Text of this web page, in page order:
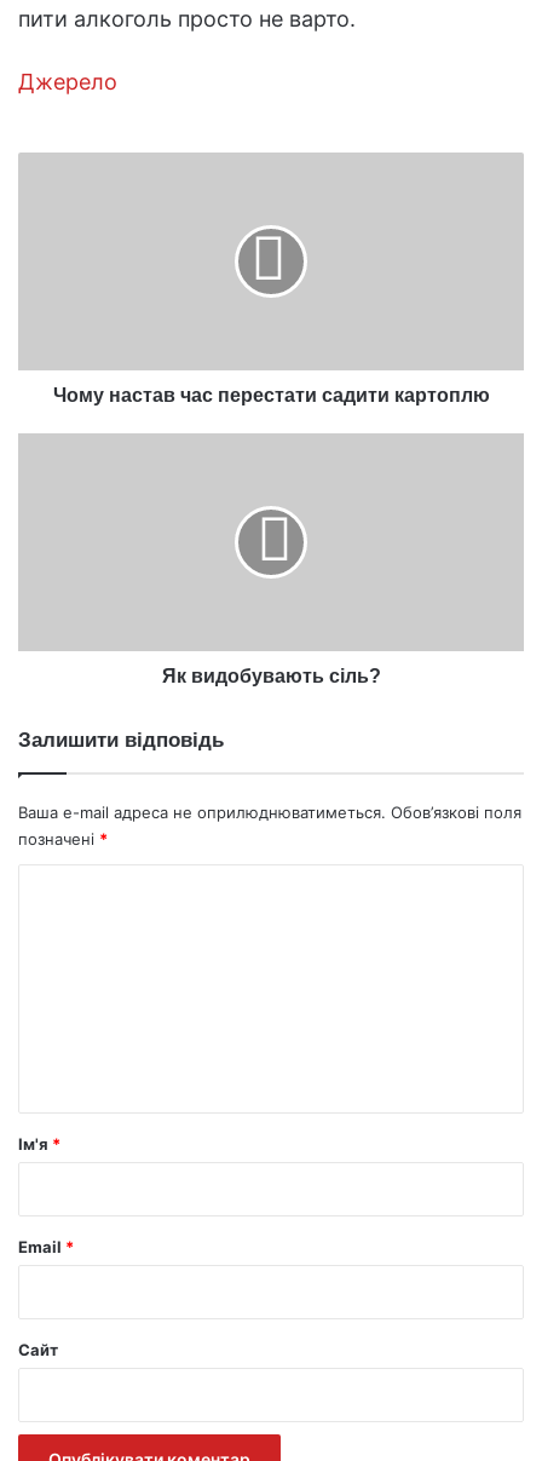
пити алкоголь просто не варто.
Джерело
Чому настав час перестати садити картоплю
Як видобувають сіль?
Залишити відповідь
Ваша e-mail адреса не оприлюднюватиметься. Обов’язкові поля
позначені *
рІм'я *
Email *
Сайт